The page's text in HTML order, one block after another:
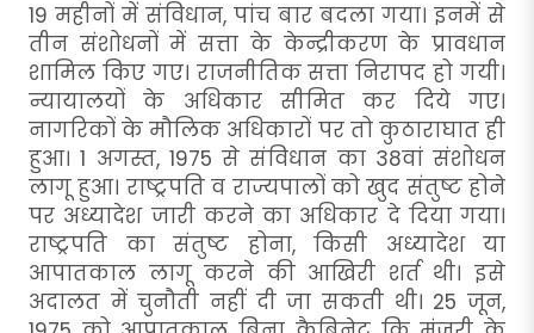
19 महीनों में संविधान, पांच बार बदला गया। इनमें से
तीन संशोधनों में सत्ता के केन्द्रीकरण के प्रावधान
शामिल किए गए। राजनीतिक सत्ता निरापद हो गयी।
न्यायालयों के अधिकार सीमित कर दिये गए।
नागरिकों के मौलिक अधिकारों पर तो कुठाराघात ही
हुआ। 1 अगस्त, 1975 से संविधान का 38वां संशोधन
लागू हुआ। राष्ट्रपति व राज्यपालों को खुद संतुष्ट होने
पर अध्यादेश जारी करने का अधिकार दे दिया गया।
राष्ट्रपति का संतुष्ट होना, किसी अध्यादेश या
आपातकाल लागू करने की आखिरी शर्त थी। इसे
अदालत में चुनौती नहीं दी जा सकती थी। 25 जून,